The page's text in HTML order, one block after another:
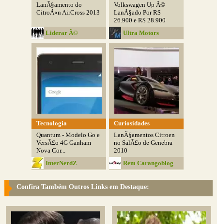
LanÃ§amento do
CitroÃ«n AirCross 2013
Liderar Ã©
Influenciar
Volkswagen Up Ã©
LanÃ§ado Por R$
26.900 e R$ 28.900
Ultra Motors
Tecnologia
Quantum - Modelo Go e
VersÃ£o 4G Ganham
Nova Cor...
InterNerdZ
Curiosidades
LanÃ§amentos Citroen
no SalÃ£o de Genebra
2010
Rem Carangoblog
Confira Também Outros Links em Destaque: